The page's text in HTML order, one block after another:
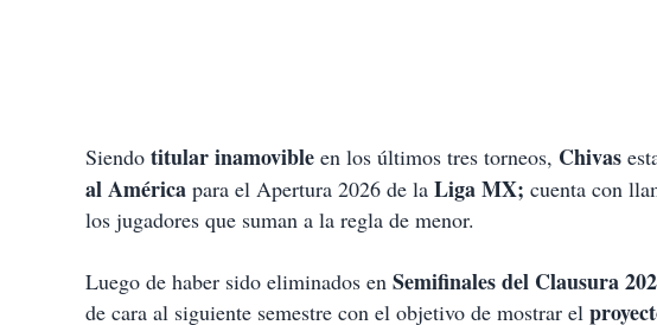
Siendo titular inamovible en los últimos tres torneos, Chivas
al América para el Apertura 2026 de la Liga MX; cuenta con
los jugadores que suman a la regla de menor.
Luego de haber sido eliminados en Semifinales del Clausura
de cara al siguiente semestre con el objetivo de mostrar el